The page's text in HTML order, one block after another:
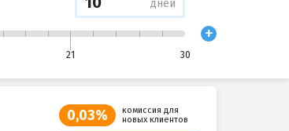
дней
21 30
+
0,03%
комиссия для
новых клиентов